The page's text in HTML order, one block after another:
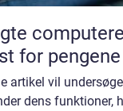
for pengene
artikel vil
dens funktioner,